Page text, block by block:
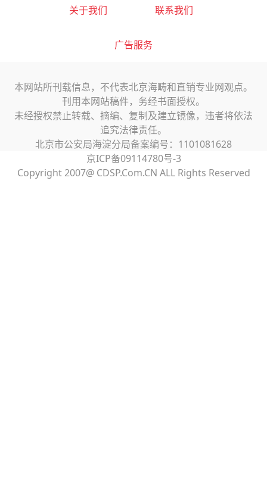
关于我们 联系我们
广告服务
本网站所刊载信息，不代表北京海畴和直销专业网观点。
刊用本网站稿件，务经书面授权。
未经授权禁止转载、摘编、复制及建立镜像，违者将依法
追究法律责任。
北京市公安局海淀分局备案编号：1101081628
京ICP备09114780号-3
Copyright 2007@ CDSP.Com.CN ALL Rights Reserved